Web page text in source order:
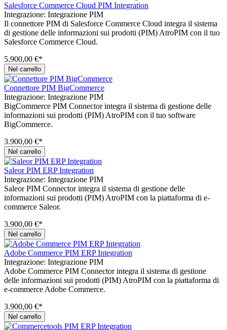
Salesforce Commerce Cloud PIM Integration
Integrazione: Integrazione PIM
Il connettore PIM di Salesforce Commerce Cloud integra il sistema
di gestione delle informazioni sui prodotti (PIM) AtroPIM con il tuo
Salesforce Commerce Cloud.
5.900,00 €*
Nel carrello
Connettore PIM BigCommerce
Integrazione: Integrazione PIM
BigCommerce PIM Connector integra il sistema di gestione delle
informazioni sui prodotti (PIM) AtroPIM con il tuo software
BigCommerce.
3.900,00 €*
Nel carrello
Saleor PIM ERP Integration
Integrazione: Integrazione PIM
Saleor PIM Connector integra il sistema di gestione delle
informazioni sui prodotti (PIM) AtroPIM con la piattaforma di e-
commerce Saleor.
3.900,00 €*
Nel carrello
Adobe Commerce PIM ERP Integration
Integrazione: Integrazione PIM
Adobe Commerce PIM Connector integra il sistema di gestione
delle informazioni sui prodotti (PIM) AtroPIM con la piattaforma di
e-commerce Adobe Commerce.
3.900,00 €*
Nel carrello